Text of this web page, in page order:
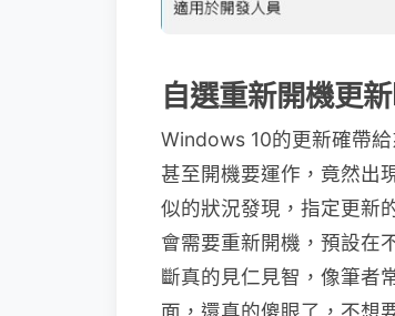
自選重新開機更
Windows 10的更新確帶
甚至開機要運作，竟然出
似的狀況發現，指定更新
會需要重新開機，預設在
斷真的見仁見智，像筆者
面，還真的傻眼了，不想